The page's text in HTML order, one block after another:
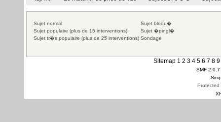
Sujet normal
Sujet populaire (plus de 15 interventions)
Sujet tr�s populaire (plus de 25 interventions)
Sujet bloqu�
Sujet �pingl�
Sondage
Sitemap 1 2 3 4 5 6 7 8 9
SMF 2.0.7